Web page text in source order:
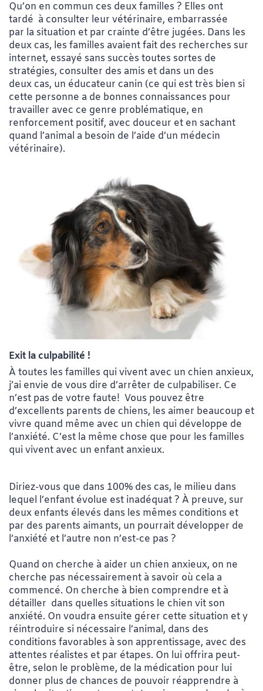
Qu’on en commun ces deux familles ? Elles ont
tardé à consulter leur vétérinaire, embarrassée
par la situation et par crainte d’être jugées. Dans les
deux cas, les familles avaient fait des recherches sur
internet, essayé sans succès toutes sortes de
stratégies, consulter des amis et dans un des
deux cas, un éducateur canin (ce qui est très bien si
cette personne a de bonnes connaissances pour
travailler avec ce genre problématique, en
renforcement positif, avec douceur et en sachant
quand l’animal a besoin de l’aide d’un médecin
vétérinaire).
Exit la culpabilité !
À toutes les familles qui vivent avec un chien anxieux,
j’ai envie de vous dire d’arrêter de culpabiliser. Ce
n’est pas de votre faute! Vous pouvez être
d’excellents parents de chiens, les aimer beaucoup et
vivre quand même avec un chien qui développe de
l’anxiété. C’est la même chose que pour les familles
qui vivent avec un enfant anxieux.
Diriez-vous que dans 100% des cas, le milieu dans
lequel l’enfant évolue est inadéquat ? À preuve, sur
deux enfants élevés dans les mêmes conditions et
par des parents aimants, un pourrait développer de
l’anxiété et l’autre non n’est-ce pas ?
Quand on cherche à aider un chien anxieux, on ne
cherche pas nécessairement à savoir où cela a
commencé. On cherche à bien comprendre et à
détailler dans quelles situations le chien vit son
anxiété. On voudra ensuite gérer cette situation et y
réintroduire si nécessaire l’animal, dans des
conditions favorables à son apprentissage, avec des
attentes réalistes et par étapes. On lui offrira peut-
être, selon le problème, de la médication pour lui
donner plus de chances de pouvoir réapprendre à